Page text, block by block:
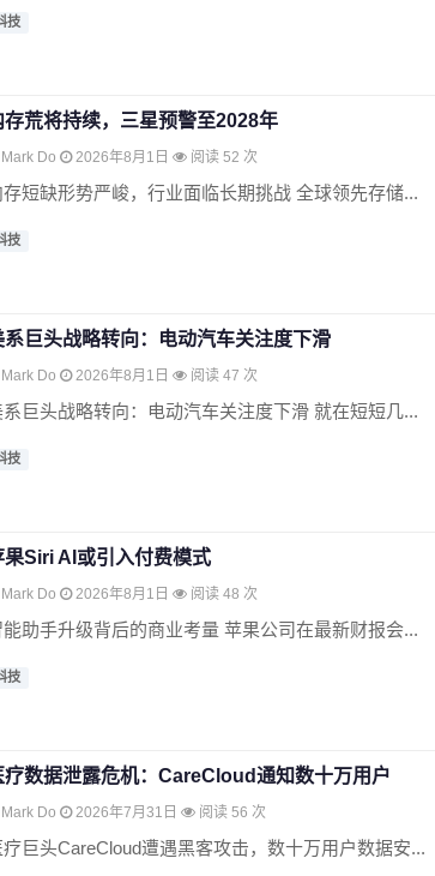
技
存荒将持续，三星预警至2028年
Mark Do 2026年8月1日 阅读 52 次
存短缺形势严峻，行业面临长期挑战 全球领先存储...
技
系巨头战略转向：电动汽车关注度下滑
Mark Do 2026年8月1日 阅读 47 次
系巨头战略转向：电动汽车关注度下滑 就在短短几...
技
果Siri AI或引入付费模式
Mark Do 2026年8月1日 阅读 48 次
能助手升级背后的商业考量 苹果公司在最新财报会...
技
疗数据泄露危机：CareCloud通知数十万用户
Mark Do 2026年7月31日 阅读 56 次
疗巨头CareCloud遭遇黑客攻击，数十万用户数据安...